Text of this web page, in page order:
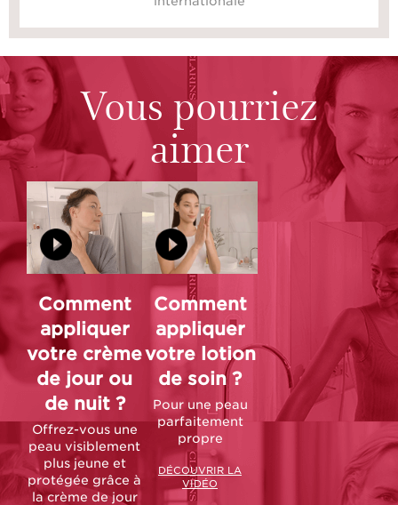
Vous pourriez
aimer
Comment
appliquer
votre crème
de jour ou
de nuit ?
Offrez-vous une
peau visiblement
plus jeune et
protégée grâce à
la crème de jour
Comment
appliquer
votre lotion
de soin ?
Pour une peau
parfaitement
propre
DÉCOUVRIR LA
VIDÉO